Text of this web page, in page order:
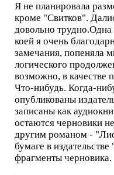
Я не планировала
кроме "Свитков".
довольно трудно.Одна
коей я очень
замечания, попеняла
логического
возможно, в качестве
Что-нибудь. Когда-
опубликованы
записаны как
остаются черновики
другим романом -
бумаге в
фрагменты черновика.